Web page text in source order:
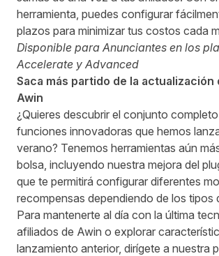
herramienta, puedes configurar
plazos para minimizar tus costos cada
Disponible para Anunciantes en los
Accelerate y Advanced
Saca más partido de la actualización
Awin
¿Quieres descubrir el conjunto
funciones innovadoras que hemos
verano? Tenemos herramientas aún
bolsa, incluyendo nuestra mejora del
que te permitirá configurar diferentes
recompensas dependiendo de los tipos
Para mantenerte al día con la última
afiliados de Awin o explorar
lanzamiento anterior, dirígete a nuestra